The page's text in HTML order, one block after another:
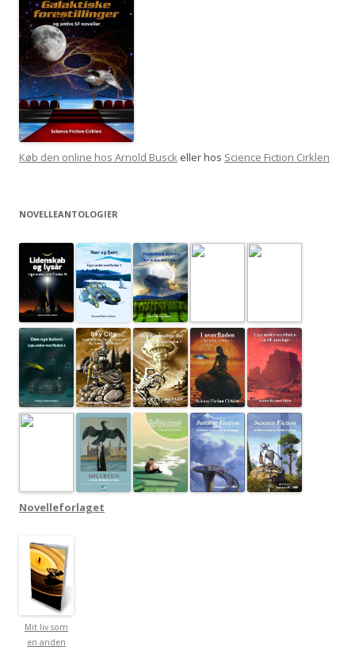
Køb den online hos Arnold Busck eller hos Science Fiction Cirklen
NOVELLEANTOLOGIER
Novelleforlaget
Mit liv som
en anden